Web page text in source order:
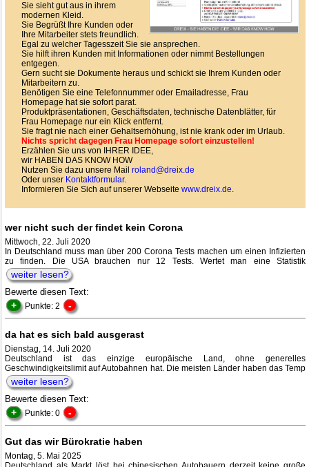
Sie sieht gut aus in ihrem
modernen Kleid.
Sie Begrüßt Ihre Kunden oder
Ihre Mitarbeiter stets freundlich.
Egal zu welcher Tagesszeit Sie sie ansprechen.
Sie hilft ihren Kunden mit Informationen oder nimmt Bestellungen
entgegen.
Gern sucht sie Dokumente heraus und schickt sie Ihrem Kunden oder
Mitarbeitern zu.
Benötigen Sie eine Telefonnummer oder Emailadresse, Frau
Homepage hat sie sofort parat.
Produktpräsentationen, Geschäftsdaten, technische Datenblätter, für
Frau Homepage nur ein Klick entfernt.
Sie fragt nie nach einer Gehaltserhöhung, ist nie krank oder im Urlaub.
Nichts spricht dagegen Frau Homepage sofort einzustellen!
Erzählen Sie uns von IHRER IDEE,
wir HABEN DAS KNOW HOW
Nutzen Sie dazu unsere Mail roland@dreix.de
Oder unser Kontaktformular.
Informieren Sie Sich auf unserer Webseite www.dreix.de.
wer nicht such der findet kein Corona
Mittwoch, 22. Juli 2020
In Deutschland muss man über 200 Corona Tests machen um einen Infizierten
zu finden. Die USA brauchen nur 12 Tests. Wertet man eine Statistik
weiter lesen?
Bewerte diesen Text:
+ Punkte: 2 -
da hat es sich bald ausgerast
Dienstag, 14. Juli 2020
Deutschland ist das einzige europäische Land, ohne generelles
Geschwindigkeitslimit auf Autobahnen hat. Die meisten Länder haben das Temp
weiter lesen?
Bewerte diesen Text:
+ Punkte: 0 -
Gut das wir Bürokratie haben
Montag, 5. Mai 2025